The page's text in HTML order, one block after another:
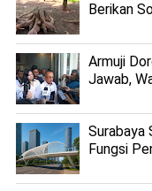
Berikan
Armuji
Jawab,
Surabaya
Fungsi